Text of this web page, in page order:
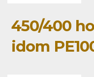
450/400
idom